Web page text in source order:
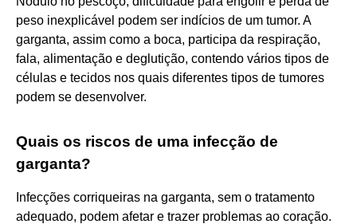
peso inexplicável podem ser indícios de um tumor. A
garganta, assim como a boca, participa da respiração,
fala, alimentação e deglutição, contendo vários tipos de
células e tecidos nos quais diferentes tipos de tumores
podem se desenvolver.
Quais os riscos de uma infecção de
garganta?
Infecções corriqueiras na garganta, sem o tratamento
adequado, podem afetar e trazer problemas ao coração.